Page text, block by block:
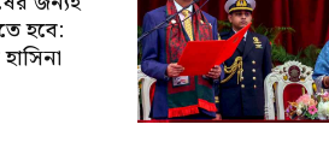
হবে: